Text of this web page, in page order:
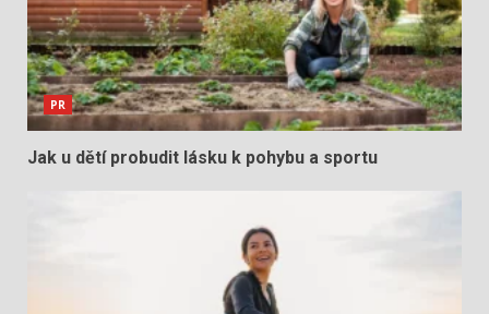
PR
Jak u dětí probudit lásku k pohybu a sportu